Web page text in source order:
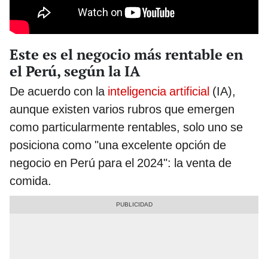
Este es el negocio más rentable en
el Perú, según la IA
De acuerdo con la inteligencia artificial (IA),
aunque existen varios rubros que emergen
como particularmente rentables, solo uno se
posiciona como "una excelente opción de
negocio en Perú para el 2024": la venta de
comida.